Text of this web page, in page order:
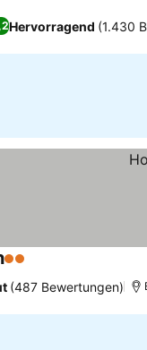
Hervorragend (1.430
2 Sterne
(487 Bewertungen)